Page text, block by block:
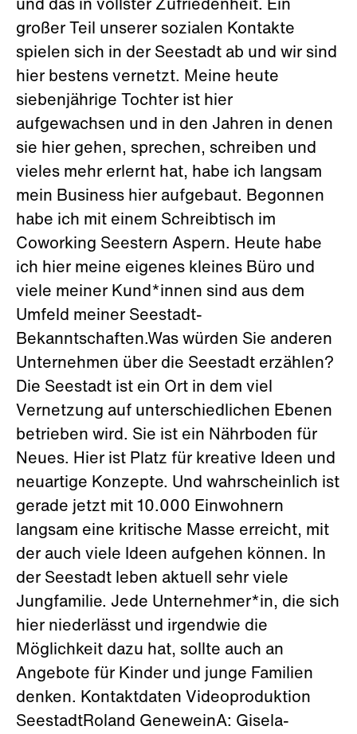
und das in vollster Zufriedenheit. Ein
großer Teil unserer sozialen Kontakte
spielen sich in der Seestadt ab und wir sind
hier bestens vernetzt. Meine heute
siebenjährige Tochter ist hier
aufgewachsen und in den Jahren in denen
sie hier gehen, sprechen, schreiben und
vieles mehr erlernt hat, habe ich langsam
mein Business hier aufgebaut. Begonnen
habe ich mit einem Schreibtisch im
Coworking Seestern Aspern. Heute habe
ich hier meine eigenes kleines Büro und
viele meiner Kund*innen sind aus dem
Umfeld meiner Seestadt-
Bekanntschaften.Was würden Sie anderen
Unternehmen über die Seestadt erzählen?
Die Seestadt ist ein Ort in dem viel
Vernetzung auf unterschiedlichen Ebenen
betrieben wird. Sie ist ein Nährboden für
Neues. Hier ist Platz für kreative Ideen und
neuartige Konzepte. Und wahrscheinlich ist
gerade jetzt mit 10.000 Einwohnern
langsam eine kritische Masse erreicht, mit
der auch viele Ideen aufgehen können. In
der Seestadt leben aktuell sehr viele
Jungfamilie. Jede Unternehmer*in, die sich
hier niederlässt und irgendwie die
Möglichkeit dazu hat, sollte auch an
Angebote für Kinder und junge Familien
denken. Kontaktdaten Videoproduktion
SeestadtRoland GeneweinA: Gisela-